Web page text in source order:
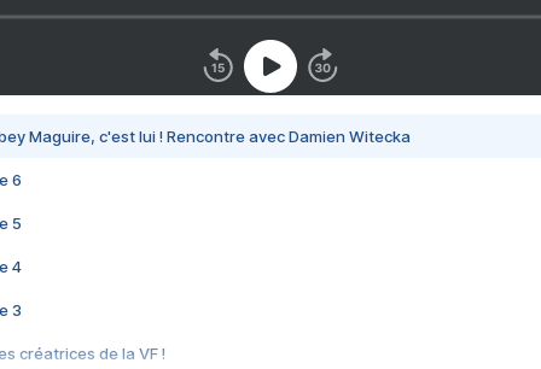
Maguire, c'est lui ! Rencontre avec Damien Witecka
6
5
4
3
créatrices de la VF !